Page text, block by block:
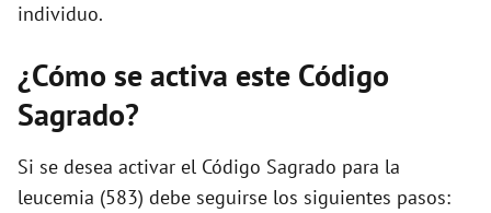
individuo.
¿Cómo se activa este Código
Sagrado?
Si se desea activar el Código Sagrado para la
leucemia (583) debe seguirse los siguientes pasos: